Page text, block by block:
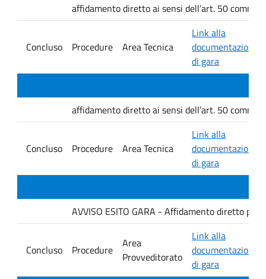
affidamento diretto ai sensi dell’art. 50
Concluso Procedure Area Tecnica
Link alla
documentazione
di gara
affidamento diretto ai sensi dell’art. 50
Concluso Procedure Area Tecnica
Link alla
documentazione
di gara
AVVISO ESITO GARA - Affidamento diretto
Concluso Procedure
Area
Provveditorato
Link alla
documentazione
di gara